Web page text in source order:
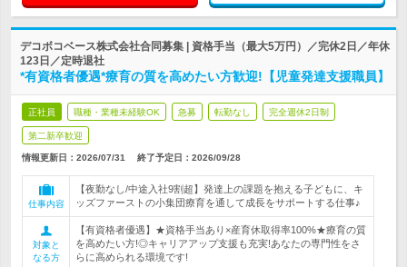
デコボコベース株式会社合同募集 | 資格手当（最大5万円）／完休2日／年休
123日／定時退社
*有資格者優遇*療育の質を高めたい方歓迎!【児童発達支援職員】
正社員 職種・業種未経験OK 急募 転勤なし 完全週休2日制
第二新卒歓迎
情報更新日：2026/07/31 終了予定日： 2026/09/28
仕事内容
【夜勤なし/中途入社9割超】発達上の課題を抱える子どもに、キ
ッズファーストの小集団療育を通して成長をサポートする仕事♪
対象と
なる方
【有資格者優遇】★資格手当あり×産育休取得率100%★療育の質
を高めたい方!◎キャリアアップ支援も充実!あなたの専門性をさ
らに高められる環境です!